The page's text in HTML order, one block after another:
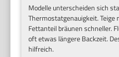
Modelle unterscheiden sich
Thermostatgenauigkeit. Teige
Fettanteil bräunen schneller.
oft etwas längere Backzeit.
hilfreich.